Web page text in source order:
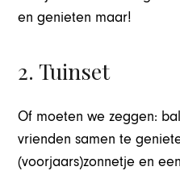
en genieten maar!
2. Tuinset
Of moeten we zeggen:
vrienden samen te
(voorjaars)zonnetje en